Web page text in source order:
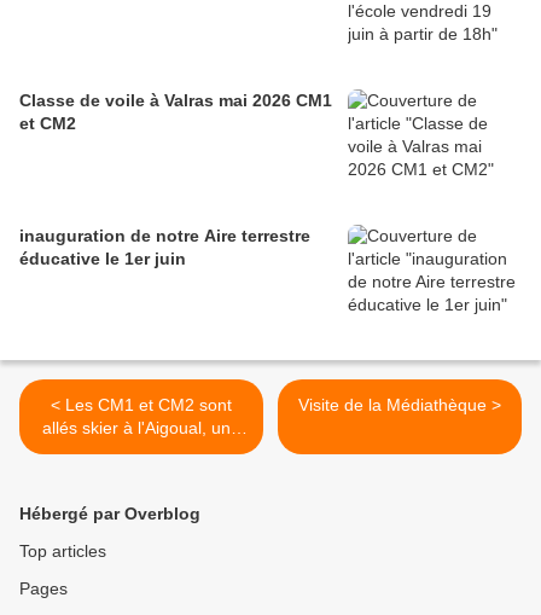
Classe de voile à Valras mai 2026 CM1
et CM2
inauguration de notre Aire terrestre
éducative le 1er juin
< Les CM1 et CM2 sont
allés skier à l'Aigoual, une
belle journée et beaucoup
Visite de la Médiathèque >
Hébergé par Overblog
Top articles
Pages